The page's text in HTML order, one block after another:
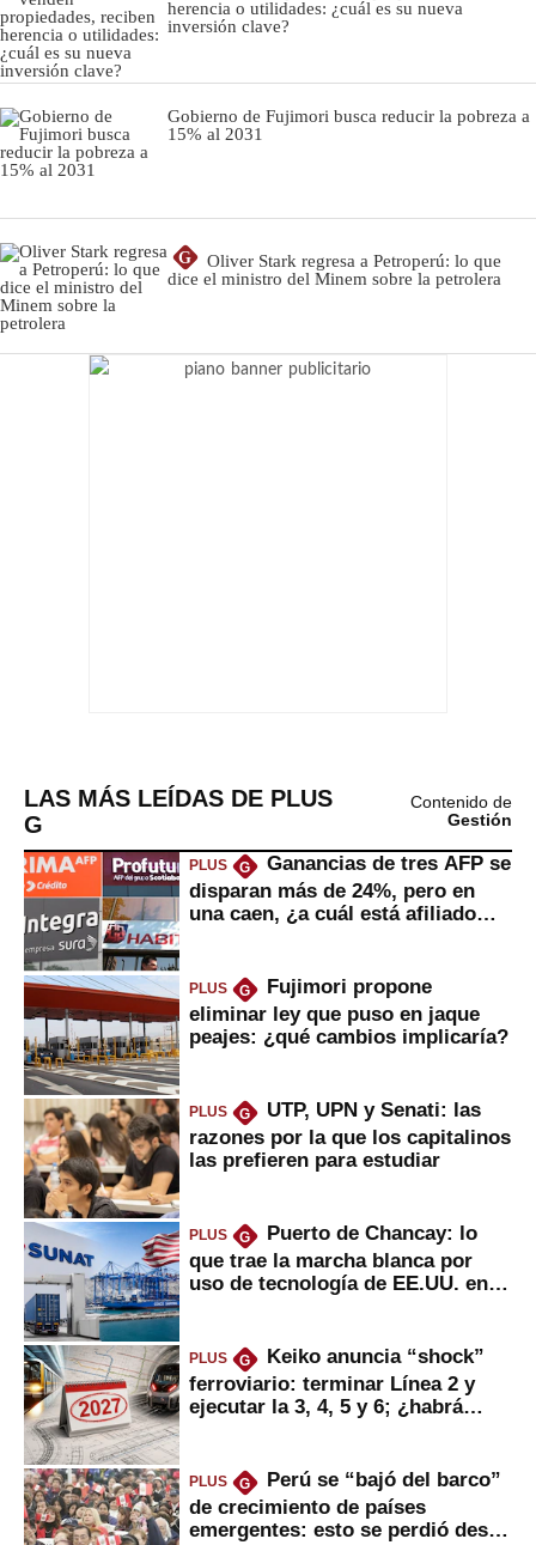
herencia o utilidades: ¿cuál es su nueva
inversión clave?
Gobierno de Fujimori busca reducir la pobreza a
15% al 2031
G
Oliver Stark regresa a Petroperú: lo que
dice el ministro del Minem sobre la petrolera
LAS MÁS LEÍDAS DE PLUS
G
Contenido de
Gestión
PLUS G
Ganancias de tres AFP se
disparan más de 24%, pero en
una caen, ¿a cuál está afiliado
PLUS G
Fujimori propone
eliminar ley que puso en jaque
peajes: ¿qué cambios implicaría?
PLUS G
UTP, UPN y Senati: las
razones por la que los capitalinos
las prefieren para estudiar
PLUS G
Puerto de Chancay: lo
que trae la marcha blanca por
uso de tecnología de EE.UU. en
PLUS G
Keiko anuncia “shock”
ferroviario: terminar Línea 2 y
ejecutar la 3, 4, 5 y 6; ¿habrá
PLUS G
Perú se “bajó del barco”
de crecimiento de países
emergentes: esto se perdió desde